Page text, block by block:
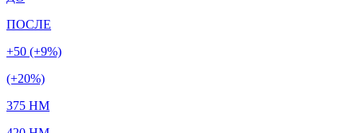
ПОСЛЕ
+50 (+9%)
(+20%)
375 HM